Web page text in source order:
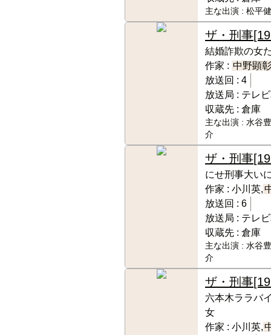
主な出演 : 松平
ザ・刑事
結婚詐欺の女
作家 : 中野顕彰
放送回 : 4
放送局 : テレ
収蔵先 : 倉庫
主な出演 : 水谷
介
ザ・刑事
にせ刑事大い
作家 : 小川英,
放送回 : 6
放送局 : テレ
収蔵先 : 倉庫
主な出演 : 水谷
介
ザ・刑事
六本木ララバ
女
作家 : 小川英,